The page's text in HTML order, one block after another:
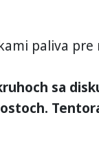
paliva pre
sa